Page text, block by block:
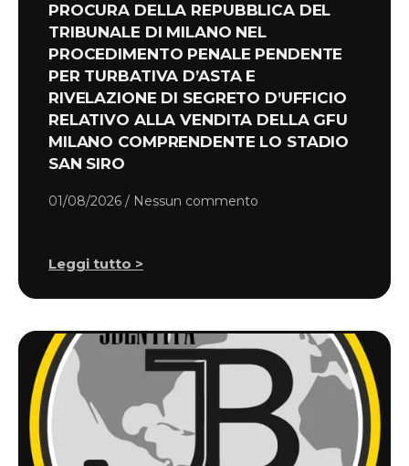
PROCURA DELLA REPUBBLICA DEL
TRIBUNALE DI MILANO NEL
PROCEDIMENTO PENALE PENDENTE
PER TURBATIVA D’ASTA E
RIVELAZIONE DI SEGRETO D’UFFICIO
RELATIVO ALLA VENDITA DELLA GFU
MILANO COMPRENDENTE LO STADIO
SAN SIRO
01/08/2026 Nessun commento
Leggi tutto >